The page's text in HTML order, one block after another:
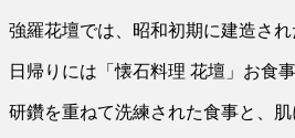
強羅花壇では、昭和初期に建造さ
日帰りには「懐石料理 花壇」お食
研鑽を重ねて洗練された食事と、